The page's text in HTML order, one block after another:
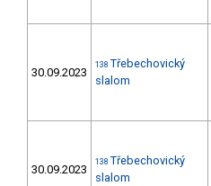
30.09.2023
138 Třebechovický
slalom
30.09.2023
138 Třebechovický
slalom